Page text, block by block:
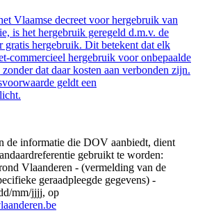
Vlaamse decreet voor hergebruik van
is het hergebruik geregeld d.m.v. de
gratis hergebruik. Dit betekent dat elk
commercieel hergebruik voor onbepaalde
dat daar kosten aan verbonden zijn.
geldt een
de informatie die DOV aanbiedt, dient
gebruikt te worden:
Vlaanderen - (vermelding van de
geraadpleegde gegevens) -
mm/jjjj, op